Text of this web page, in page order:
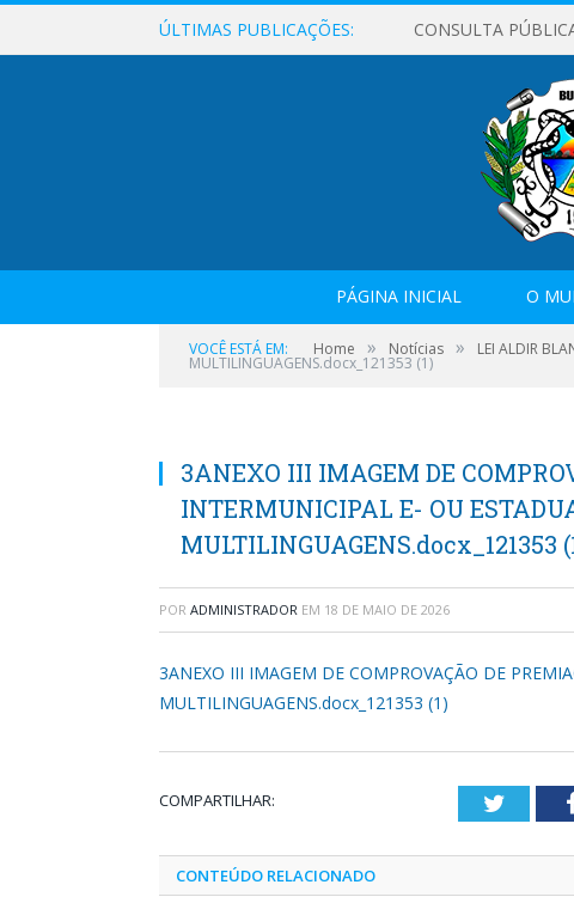
ÚLTIMAS PUBLICAÇÕES: CONSULTA
PÁGINA INICIAL O
VOCÊ ESTÁ EM: Home » Notícias » LEI ALDIR
MULTILINGUAGENS.docx_121353 (1)
3ANEXO III IMAGEM DE
INTERMUNICIPAL E- OU
MULTILINGUAGENS.docx_121353
POR ADMINISTRADOR EM 18 DE MAIO DE 2026
3ANEXO III IMAGEM DE COMPROVAÇÃO DE
MULTILINGUAGENS.docx_121353 (1)
COMPARTILHAR: Twitter
CONTEÚDO RELACIONADO